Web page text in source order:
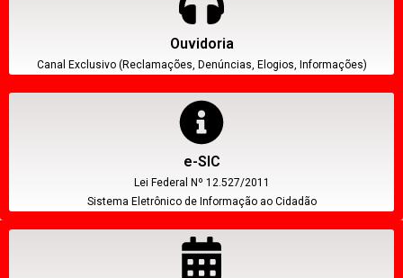
Ouvidoria
Canal Exclusivo (Reclamações, Denúncias, Elogios, Informações)
e-SIC
Lei Federal Nº 12.527/2011
Sistema Eletrônico de Informação ao Cidadão